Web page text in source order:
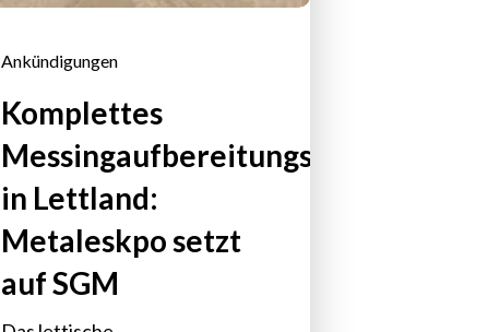
Ankündigungen
Komplettes
Messingaufbereitungswerk
in Lettland:
Metaleskpo setzt
auf SGM